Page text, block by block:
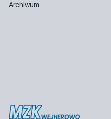
Archiwum